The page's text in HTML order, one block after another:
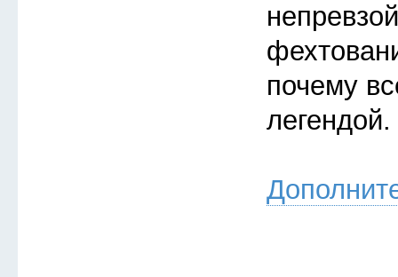
почему
легендой.